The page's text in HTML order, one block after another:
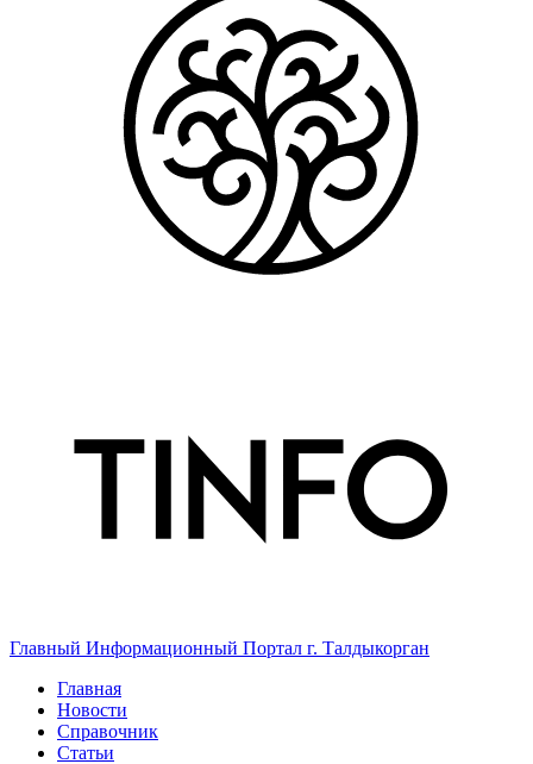
Главный Информационный Портал г. Талдыкорган
Главная
Новости
Справочник
Статьи